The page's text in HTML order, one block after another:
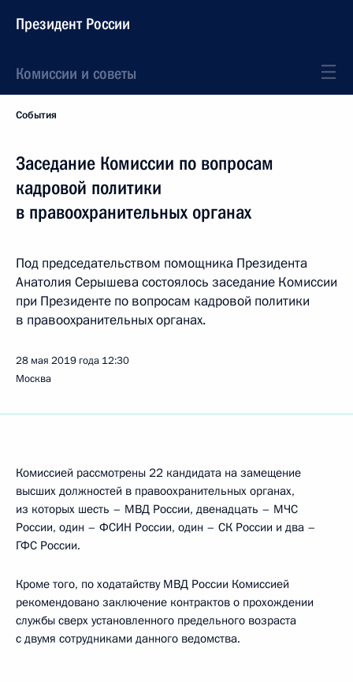
Президент России
Комиссии и советы
События
Заседание Комиссии по вопросам
кадровой политики
в правоохранительных органах
Под председательством помощника Президента
Анатолия Серышева состоялось заседание Комиссии
при Президенте по вопросам кадровой политики
в правоохранительных органах.
28 мая 2019 года 12:30
Москва
Комиссией рассмотрены 22 кандидата на замещение
высших должностей в правоохранительных органах,
из которых шесть – МВД России, двенадцать – МЧС
России, один – ФСИН России, один – СК России и два –
ГФС России.
Кроме того, по ходатайству МВД России Комиссией
рекомендовано заключение контрактов о прохождении
службы сверх установленного предельного возраста
с двумя сотрудниками данного ведомства.